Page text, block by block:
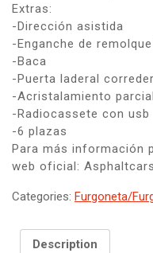
Extras:
-Dirección asistida
-Enganche de
-Baca
-Puerta laderal
-Acristalamiento parcial
-Radiocassete con usb
-6 plazas
Para más información
web oficial:
Categories: Furgoneta/
Description